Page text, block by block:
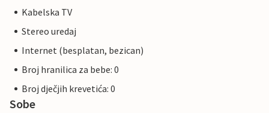
Kabelska TV
Stereo uredaj
Internet (besplatan, bezican)
Broj hranilica za bebe: 0
Broj dječjih krevetića: 0
Sobe